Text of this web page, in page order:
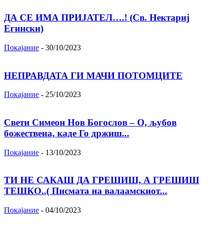
ДА СЕ ИМА ПРИЈАТЕЛ….! (Св. Нектариј
Егински)
Покајание - 30/10/2023
НЕПРАВДАТА ГИ МАЧИ ПОТОМЦИТЕ
Покајание - 25/10/2023
Свети Симеон Нов Богослов – О, љубов
божествена, каде Го држиш...
Покајание - 13/10/2023
ТИ НЕ САКАШ ДА ГРЕШИШ, А ГРЕШИШ
ТЕШКО..( Писмата на валаамскиот...
Покајание - 04/10/2023